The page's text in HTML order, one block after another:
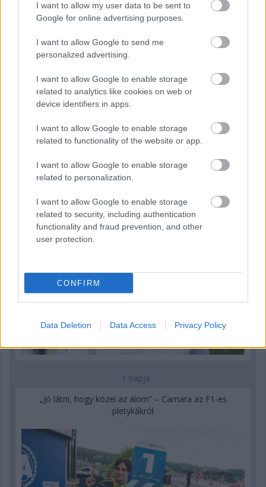
I want to allow my user data to be sent to
Google for online advertising purposes.
I want to allow Google to send me
personalized advertising.
I want to allow Google to enable storage
related to analytics like cookies on web or
device identifiers in apps.
I want to allow Google to enable storage
related to functionality of the website or app.
I want to allow Google to enable storage
related to personalization.
I want to allow Google to enable storage
related to security, including authentication
functionality and fraud prevention, and other
user protection.
CONFIRM
Data Deletion Data Access Privacy Policy
1 napja
Az F1-es Német Nagydíj „mindenképpen megvalósul”
Domenicali szerint
1 napja
„Jó látni, hogy közel az álom” – Camara az F1-es
pletykákról